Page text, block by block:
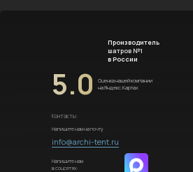
Производитель
шатров №1
в России
5.0
Оценка нашей компании
на Яндекс.Картах
Контакты
Напишите нам на почту
info@archi-tent.ru
Напишите нам
в соцсетях: